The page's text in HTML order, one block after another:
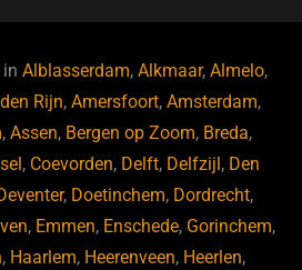
inAlblasserdam,Alkmaar,Almelo,
Rijn,Amersfoort,Amsterdam,
,Assen, Bergen op Zoom, Breda,
, Coevorden, Delft, Delfzijl , Den
, Doetinchem, Dordrecht,
, Emmen, Enschede, Gorinchem,
, Haarlem, Heerenveen, Heerlen,